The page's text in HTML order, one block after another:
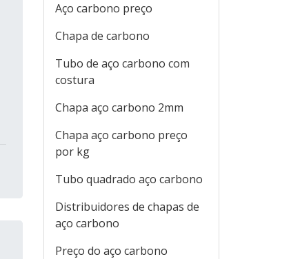
Aço carbono preço
Chapa de carbono
Tubo de aço carbono com
costura
Chapa aço carbono 2mm
Chapa aço carbono preço
por kg
Tubo quadrado aço carbono
Distribuidores de chapas de
aço carbono
Preço do aço carbono